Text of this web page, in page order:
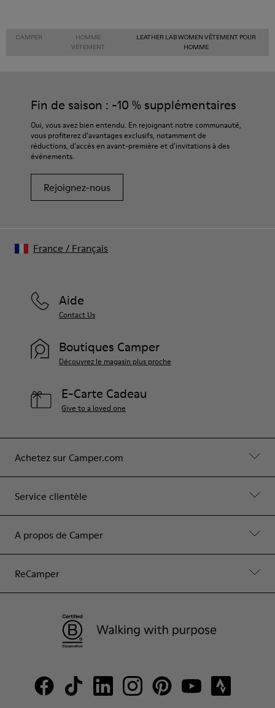
CAMPER
HOMME
VÊTEMENT
LEATHER LAB WOMEN VÊTEMENT POUR
HOMME
Fin de saison : -10 % supplémentaires
Oui, vous avez bien entendu. En rejoignant notre communauté,
vous profiterez d’avantages exclusifs, notamment de
réductions, d’accès en avant-première et d’invitations à des
événements.
Rejoignez-nous
Achetez sur Camper.com
Service clientèle
A propos de Camper
ReCamper
Aide
Contact Us
Boutiques Camper
Découvrez le magasin plus proche
E-Carte Cadeau
Give to a loved one
France / Français